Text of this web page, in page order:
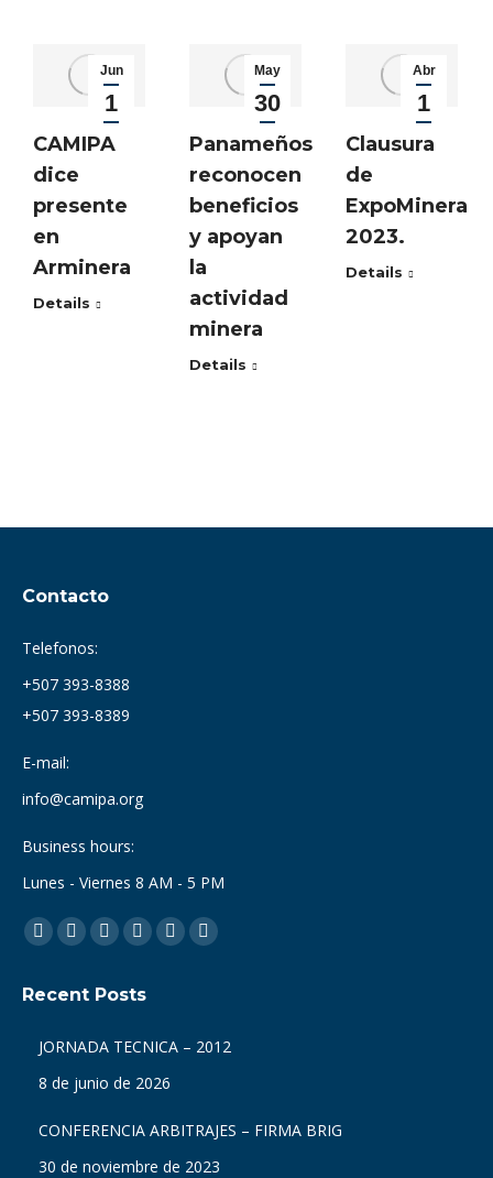
Jun
1
2023
CAMIPA
dice
presente
en
Arminera
Details
May
30
2023
Panameños
reconocen
beneficios
y apoyan
la
actividad
minera
Details
Abr
1
2023
Clausura
de
ExpoMinera
2023.
Details
Contacto
Telefonos:
+507 393-8388
+507 393-8389
E-mail:
info@camipa.org
Business hours:
Lunes - Viernes 8 AM - 5 PM
Find us on:
Facebook
opens
new
window
X
opens
new
window
Dribbble
opens
new
window
YouTube
opens
new
window
Delicious
new
window
Flickr
new
Recent Posts
JORNADA TECNICA – 2012
8 de junio de 2026
CONFERENCIA ARBITRAJES – FIRMA BRIG
30 de noviembre de 2023